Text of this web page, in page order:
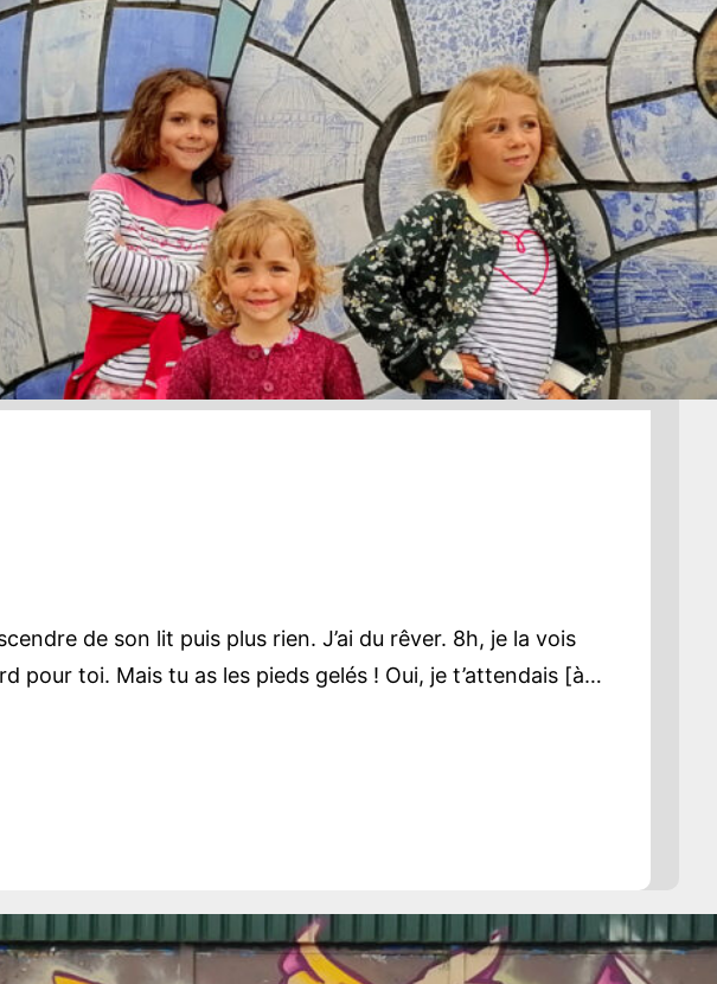
de son lit puis plus rien. J’ai du rêver. 8h, je la vois
pour toi. Mais tu as les pieds gelés ! Oui, je t’attendais [à…